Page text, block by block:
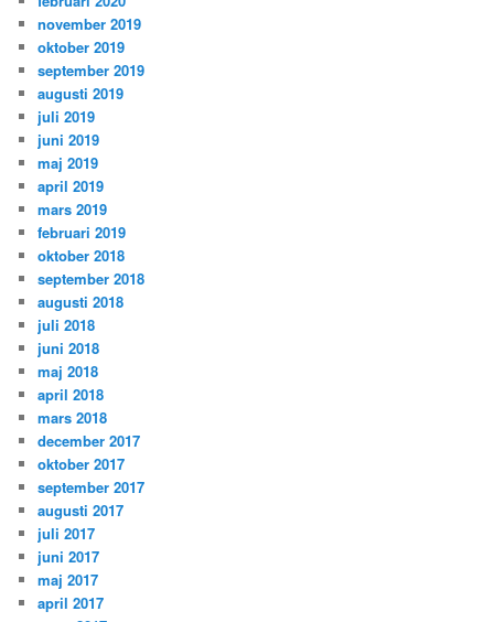
november 2019
oktober 2019
september 2019
augusti 2019
juli 2019
juni 2019
maj 2019
april 2019
mars 2019
februari 2019
oktober 2018
september 2018
augusti 2018
juli 2018
juni 2018
maj 2018
april 2018
mars 2018
december 2017
oktober 2017
september 2017
augusti 2017
juli 2017
juni 2017
maj 2017
april 2017